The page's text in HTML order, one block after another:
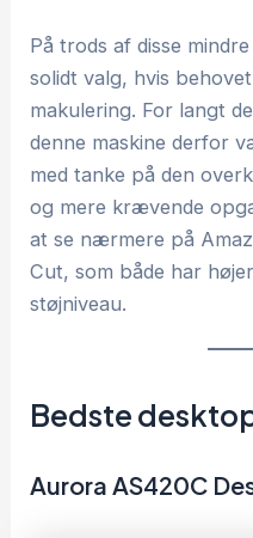
På trods af disse
solidt valg, hvis
makulering. For langt
denne maskine derfor
med tanke på den
og mere krævende
at se nærmere på
Cut, som både har
støjniveau.
Bedste
Aurora AS420C